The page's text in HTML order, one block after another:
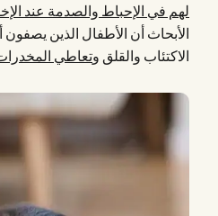
لهم في الإحباط والصدمة عند
الأبحاث أن الأطفال الذين
الاكتئاب والقلق وتعاطي